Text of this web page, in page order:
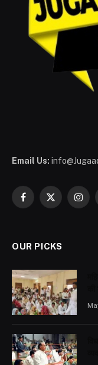
Email Us:
Facebook
X
OUR PICKS